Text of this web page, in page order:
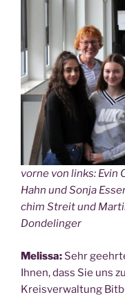
vor­ne von links: Evin
Hahn und Son­ja
chim Streit und
Dondelinger
Melis­sa: Sehr
Ihnen, dass Sie uns
Kreis­ver­wal­tung